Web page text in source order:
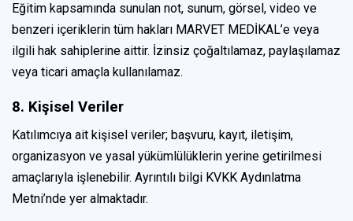
Eğitim kapsamında sunulan not, sunum, görsel, video ve
benzeri içeriklerin tüm hakları MARVET MEDİKAL’e veya
ilgili hak sahiplerine aittir. İzinsiz çoğaltılamaz, paylaşılamaz
veya ticari amaçla kullanılamaz.
8. Kişisel Veriler
Katılımcıya ait kişisel veriler; başvuru, kayıt, iletişim,
organizasyon ve yasal yükümlülüklerin yerine getirilmesi
amaçlarıyla işlenebilir. Ayrıntılı bilgi KVKK Aydınlatma
Metni’nde yer almaktadır.